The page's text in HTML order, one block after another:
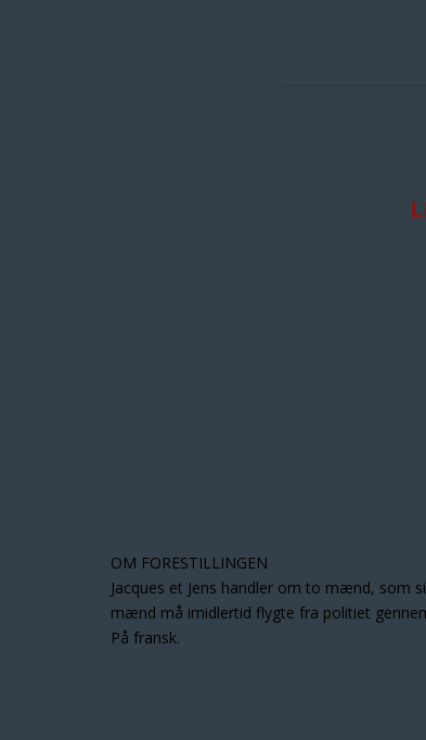
OM FORESTILLINGEN
Jacques et Jens handler om to mænd, som
mænd må imidlertid flygte fra politiet
På fransk.